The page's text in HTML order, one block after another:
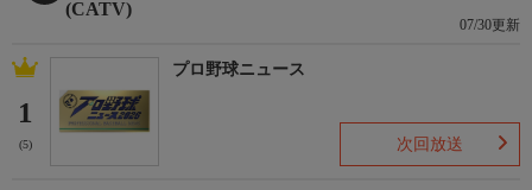
(CATV)
07/30更新
1
(5)
プロ野球ニュース
次回放送